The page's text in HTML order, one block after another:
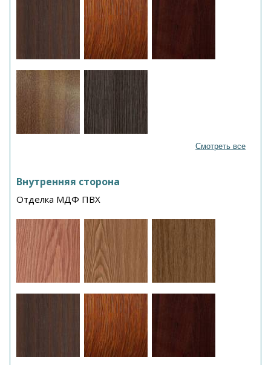
Смотреть все
Внутренняя сторона
Отделка МДФ ПВХ